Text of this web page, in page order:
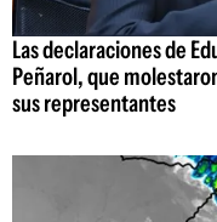
Las declaraciones de
Peñarol, que
sus representantes